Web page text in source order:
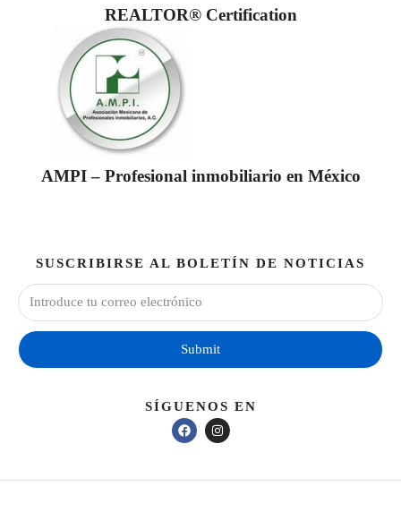
REALTOR® Certification
AMPI – Profesional inmobiliario en México
SUSCRIBIRSE AL BOLETÍN DE NOTICIAS
Submit
SÍGUENOS EN